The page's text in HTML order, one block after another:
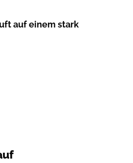
auf einem stark